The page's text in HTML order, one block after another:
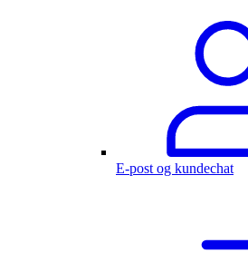
E-post og kundechat